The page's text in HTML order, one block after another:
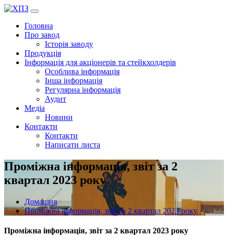
Перейти
вмістуГоловна
Про завод
Історія заводу
Продукція
Інформація для акціонерів та стейкхолдерів
Особлива інформація
Інша інформація
Регулярна інформація
Аудит
Медіа
Новини
Контакти
Контакти
Написати листа
Проміжна інформація, звіт за 2
квартал 2023 року
Домашня
Проміжна інформація, звіт за 2 квартал 2023 року
Проміжна інформація, звіт за 2 квартал 2023 року